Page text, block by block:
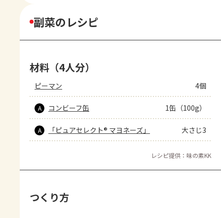
副菜のレシピ
材料（4人分）
ピーマン 4個
A コンビーフ缶 1缶（100g）
A 「ピュアセレクト® マヨネーズ」 大さじ3
レシピ提供：味の素KK
つくり方